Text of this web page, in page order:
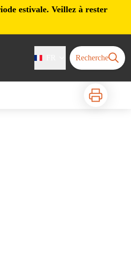
estivale. Veillez à rester
Recherche
Imprimer